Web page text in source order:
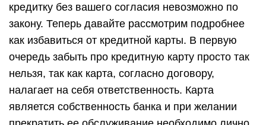
кредитку без вашего согласия невозможно по
закону. Теперь давайте рассмотрим подробнее
как избавиться от кредитной карты. В первую
очередь забыть про кредитную карту просто так
нельзя, так как карта, согласно договору,
налагает на себя ответственность. Карта
является собственность банка и при желании